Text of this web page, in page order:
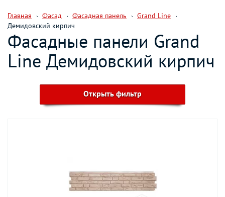
Главная Фасад Фасадная панель
Grand Line
Демидовский кирпич
Фасадные панели Grand
Line Демидовский кирпич
Открыть фильтр